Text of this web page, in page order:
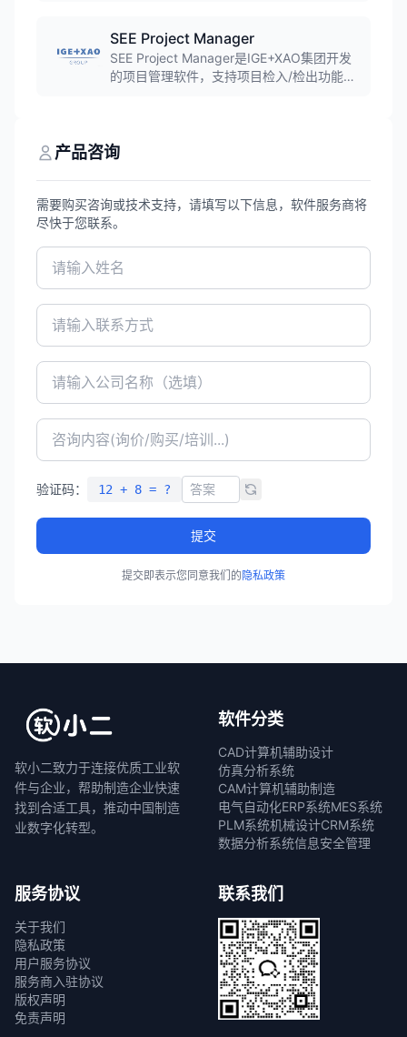
整功能，管理超过9万亿美元的项目价值，是
大型项目管理的首选工具。
SEE Project Manager
SEE Project Manager是IGE+XAO集团开发
的项目管理软件，支持项目检入/检出功能、
产品咨询
需要购买咨询或技术支持，请填写以下信息，软件服务商将
尽快于您联系。
验证码： 12 + 8 = ?
提交
提交即表示您同意我们的隐私政策
软小二致力于连接优质工业软
件与企业，帮助制造企业快速
找到合适工具，推动中国制造
业数字化转型。
软件分类
CAD计算机辅助设计
仿真分析系统
CAM计算机辅助制造
电气自动化ERP系统MES系统
PLM系统机械设计CRM系统
数据分析系统信息安全管理
服务协议
关于我们
隐私政策
用户服务协议
服务商入驻协议
版权声明
免责声明
联系我们